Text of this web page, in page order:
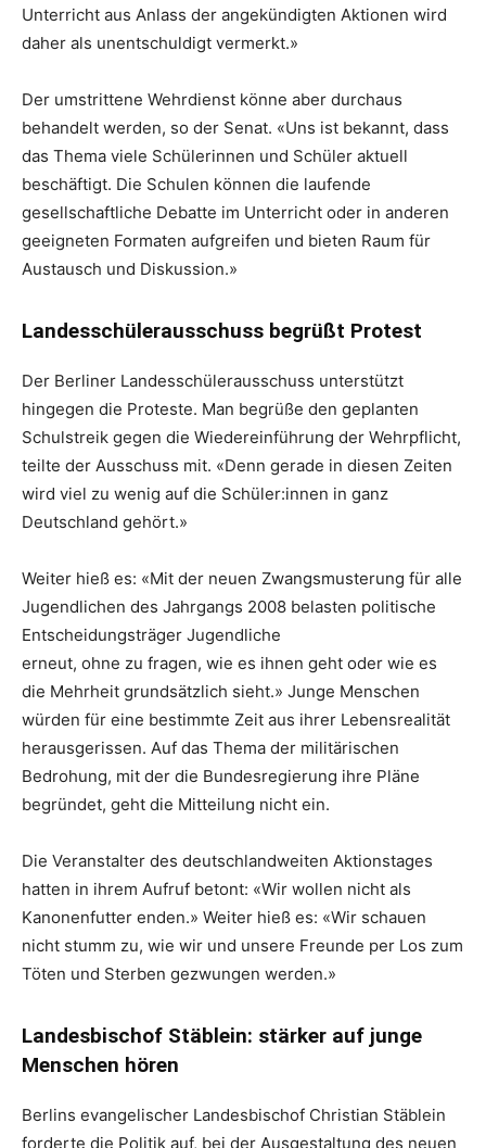
Unterricht aus Anlass der angekündigten Aktionen wird
daher als unentschuldigt vermerkt.»
Der umstrittene Wehrdienst könne aber durchaus
behandelt werden, so der Senat. «Uns ist bekannt, dass
das Thema viele Schülerinnen und Schüler aktuell
beschäftigt. Die Schulen können die laufende
gesellschaftliche Debatte im Unterricht oder in anderen
geeigneten Formaten aufgreifen und bieten Raum für
Austausch und Diskussion.»
Landesschülerausschuss begrüßt Protest
Der Berliner Landesschülerausschuss unterstützt
hingegen die Proteste. Man begrüße den geplanten
Schulstreik gegen die Wiedereinführung der Wehrpflicht,
teilte der Ausschuss mit. «Denn gerade in diesen Zeiten
wird viel zu wenig auf die Schüler:innen in ganz
Deutschland gehört.»
Weiter hieß es: «Mit der neuen Zwangsmusterung für alle
Jugendlichen des Jahrgangs 2008 belasten politische
Entscheidungsträger Jugendliche
erneut, ohne zu fragen, wie es ihnen geht oder wie es
die Mehrheit grundsätzlich sieht.» Junge Menschen
würden für eine bestimmte Zeit aus ihrer Lebensrealität
herausgerissen. Auf das Thema der militärischen
Bedrohung, mit der die Bundesregierung ihre Pläne
begründet, geht die Mitteilung nicht ein.
Die Veranstalter des deutschlandweiten Aktionstages
hatten in ihrem Aufruf betont: «Wir wollen nicht als
Kanonenfutter enden.» Weiter hieß es: «Wir schauen
nicht stumm zu, wie wir und unsere Freunde per Los zum
Töten und Sterben gezwungen werden.»
Landesbischof Stäblein: stärker auf junge
Menschen hören
Berlins evangelischer Landesbischof Christian Stäblein
forderte die Politik auf, bei der Ausgestaltung des neuen